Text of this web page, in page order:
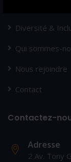
Diversité &
Qui sommes-
Nous rejoindre
Contact
Contactez-
Adresse
2 Av. Tony